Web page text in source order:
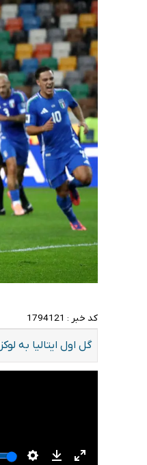
کد خبر : 1794121
گل اول ایتالیا به